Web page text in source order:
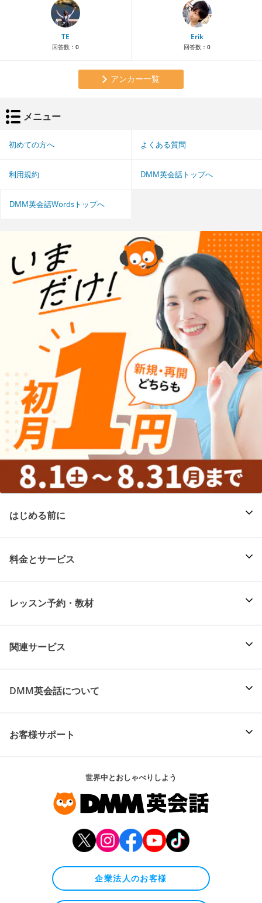
TE
回答数： 0
Erik
回答数： 0
アンカー一覧
メニュー
初めての方へ よくある質問
利用規約 DMM英会話トップへ
DMM英会話Wordsトップへ
はじめる前に
料金とサービス
レッスン予約・教材
関連サービス
DMM英会話について
お客様サポート
世界中とおしゃべりしよう
企業法人のお客様